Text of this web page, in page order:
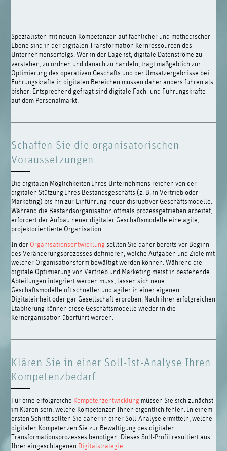
Spezialisten mit neuen Kompetenzen auf fachlicher und methodischer
Ebene sind in der digitalen Transformation Kernressourcen des
Unternehmenserfolgs. Wer in der Lage ist, digitale Datenströme zu
verstehen, zu ordnen und danach zu handeln, trägt maßgeblich zur
Optimierung des operativen Geschäfts und der Umsatzergebnisse bei.
Führungskräfte in digitalen Bereichen müssen daher anders führen als
bisher. Entsprechend gefragt sind digitale Fach- und Führungskräfte
auf dem Personalmarkt.
Schaffen Sie die organisatorischen
Voraussetzungen
Die digitalen Möglichkeiten Ihres Unternehmens reichen von der
digitalen Stützung Ihres Bestandsgeschäfts (z. B. in Vertrieb oder
Marketing) bis hin zur Einführung neuer disruptiver Geschäftsmodelle.
Während die Bestandsorganisation oftmals prozessgetrieben arbeitet,
erfordert der Aufbau neuer digitaler Geschäftsmodelle eine agile,
projektorientierte Organisation.
In der Organisationsentwicklung sollten Sie daher bereits vor Beginn
des Veränderungsprozesses definieren, welche Aufgaben und Ziele mit
welcher Organisationsform bewältigt werden können. Während die
digitale Optimierung von Vertrieb und Marketing meist in bestehende
Abteilungen integriert werden muss, lassen sich neue
Geschäftsmodelle oft schneller und agiler in einer eigenen
Digitaleinheit oder gar Gesellschaft erproben. Nach ihrer erfolgreichen
Etablierung können diese Geschäftsmodelle wieder in die
Kernorganisation überführt werden.
Klären Sie in einer Soll-Ist-Analyse Ihren
Kompetenzbedarf
Für eine erfolgreiche Kompetenzentwicklung müssen Sie sich zunächst
im Klaren sein, welche Kompetenzen Ihnen eigentlich fehlen. In einem
ersten Schritt sollten Sie daher in einer Soll-Analyse ermitteln, welche
digitalen Kompetenzen Sie zur Bewältigung des digitalen
Transformationsprozesses benötigen. Dieses Soll-Profil resultiert aus
Ihrer eingeschlagenen Digitalstrategie